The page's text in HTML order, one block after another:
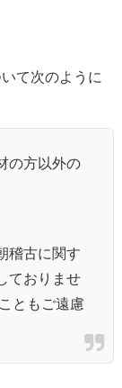
て次のように
の方以外の
稽古に関す
ておりませ
ともご遠慮